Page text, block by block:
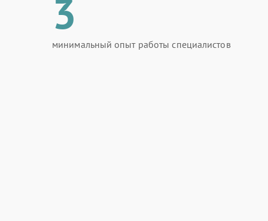
3
минимальный опыт работы специалистов